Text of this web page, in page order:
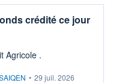
crédité ce jour
Agricole .
• 29 juil. 2026